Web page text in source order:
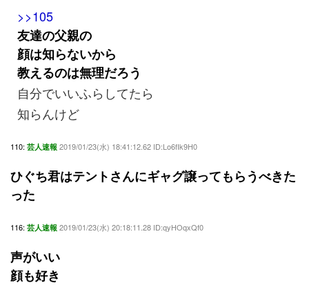
>>105
友達の父親の
顔は知らないから
教えるのは無理だろう
自分でいいふらしてたら
知らんけど
110: 芸人速報 2019/01/23(水) 18:41:12.62 ID:Lo6fIk9H0
ひぐち君はテントさんにギャグ譲ってもらうべきた
った
116: 芸人速報 2019/01/23(水) 20:18:11.28 ID:qyHOqxQf0
声がいい
顔も好き